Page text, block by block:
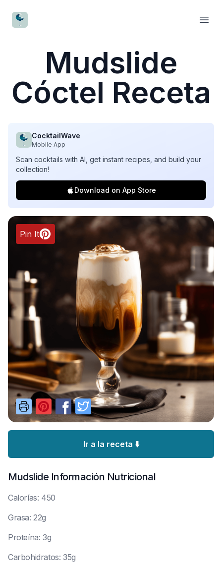
CocktailWave
Mudslide
Cóctel Receta
CocktailWave
Mobile App
Scan cocktails with AI, get instant recipes, and build your
collection!
Download on App Store
Pin It
Ir a la receta ⬇️
Mudslide Información Nutricional
Calorías: 450
Grasa: 22g
Proteína: 3g
Carbohidratos: 35g